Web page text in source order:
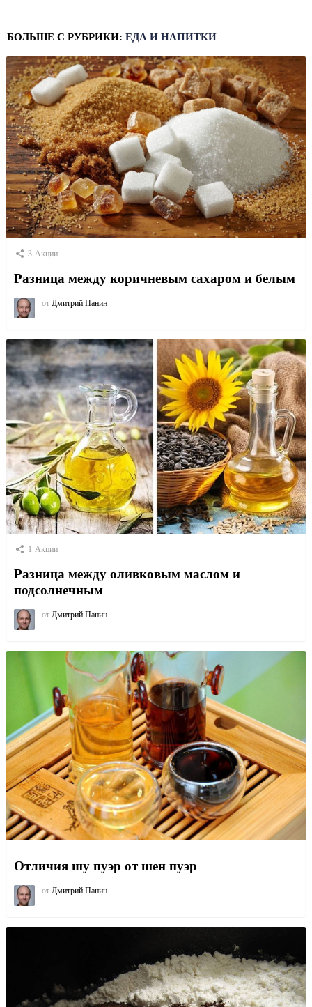
БОЛЬШЕ С РУБРИКИ: ЕДА И НАПИТКИ
3 Акции
Разница между коричневым сахаром и белым
от Дмитрий Панин
1 Акции
Разница между оливковым маслом и
подсолнечным
от Дмитрий Панин
Отличия шу пуэр от шен пуэр
от Дмитрий Панин